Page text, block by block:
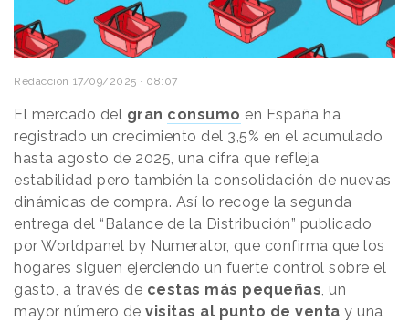
Redacción 17/09/2025 · 08:07
El mercado del gran consumo en España ha
registrado un crecimiento del 3,5% en el acumulado
hasta agosto de 2025, una cifra que refleja
estabilidad pero también la consolidación de nuevas
dinámicas de compra. Así lo recoge la segunda
entrega del “Balance de la Distribución” publicado
por Worldpanel by Numerator, que confirma que los
hogares siguen ejerciendo un fuerte control sobre el
gasto, a través de cestas más pequeñas , un
mayor número de visitas al punto de venta y una